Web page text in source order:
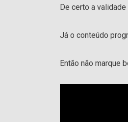
De certo a
Já o conteúdo
Então não marque